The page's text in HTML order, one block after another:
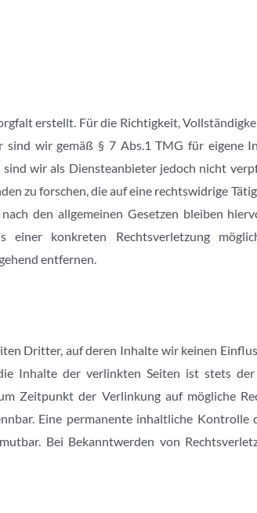
erstellt. Für die Richtigkeit,
sind wir gemäß § 7 Abs.1 TMG für eigene
wir als Diensteanbieter jedoch nicht
zu forschen, die auf eine rechtswidrige
den allgemeinen Gesetzen bleiben
konkreten Rechtsverletzung
entfernen.
Dritter, auf deren Inhalte wir keinen
Inhalte der verlinkten Seiten ist stets
Zeitpunkt der Verlinkung auf mögliche
Eine permanente inhaltliche
Bei Bekanntwerden von